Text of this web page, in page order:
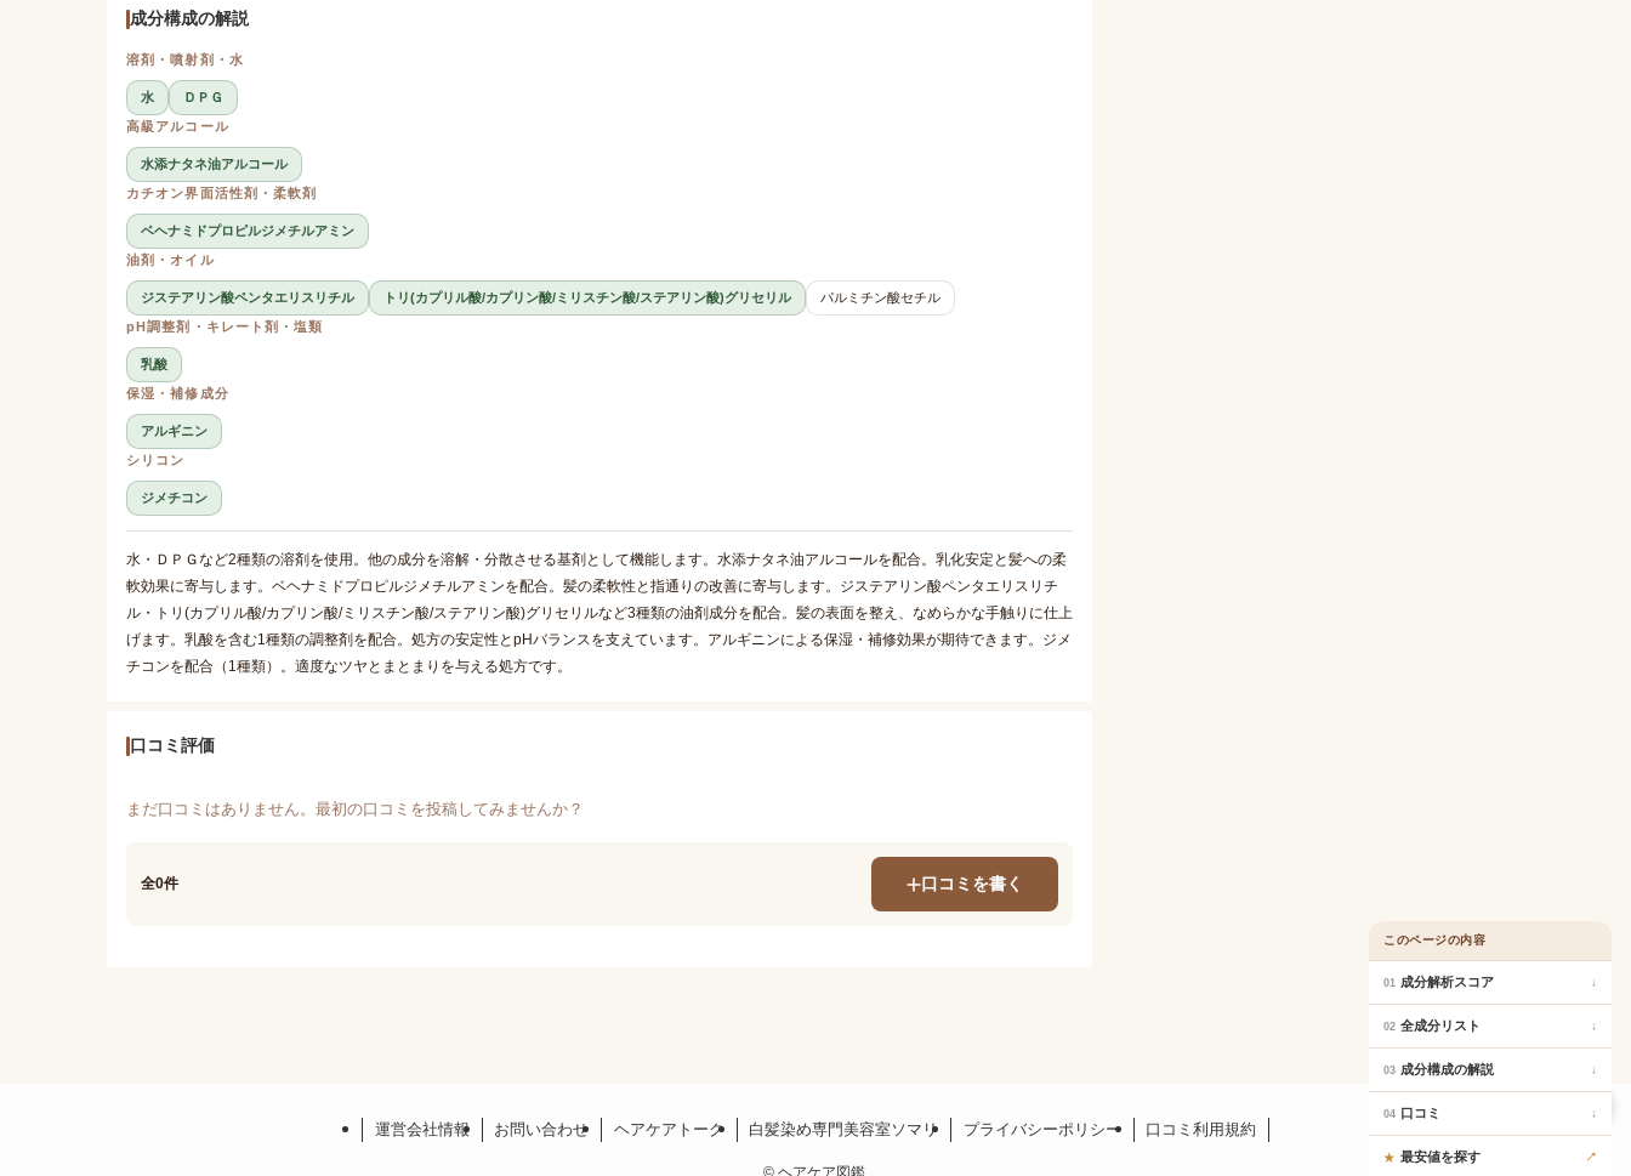
成分構成の解説
溶剤・噴射剤・水
水
ＤＰＧ
高級アルコール
水添ナタネ油アルコール
カチオン界面活性剤・柔軟剤
ベヘナミドプロピルジメチルアミン
油剤・オイル
ジステアリン酸ペンタエリスリチル トリ(カプリル酸/カプリン酸/ミリスチン酸/ステアリン酸)グリセリル
パルミチン酸セチル
pH調整剤・キレート剤・塩類
乳酸
保湿・補修成分
アルギニン
シリコン
ジメチコン
水・ＤＰＧなど2種類の溶剤を使用。他の成分を溶解・分散させる基剤として機能します。水添ナタネ油アルコールを配合。乳化安定と髪への柔
軟効果に寄与します。ベヘナミドプロピルジメチルアミンを配合。髪の柔軟性と指通りの改善に寄与します。ジステアリン酸ペンタエリスリチ
ル・トリ(カプリル酸/カプリン酸/ミリスチン酸/ステアリン酸)グリセリルなど3種類の油剤成分を配合。髪の表面を整え、なめらかな手触りに仕上
げます。乳酸を含む1種類の調整剤を配合。処方の安定性とpHバランスを支えています。アルギニンによる保湿・補修効果が期待できます。ジメ
チコンを配合（1種類）。適度なツヤとまとまりを与える処方です。
口コミ評価
まだ口コミはありません。最初の口コミを投稿してみませんか？
全0件 口コミを書く
運営会社情報 お問い合わせ ヘアケアトーク 白髪染め専門美容室ソマリ プライバシーポリシー 口コミ利用規約
©ヘアケア図鑑.
このページの内容
01 成分解析スコア ↓
02 全成分リスト ↓
03 成分構成の解説 ↓
04 口コミ ↓
★ 最安値を探す ↗